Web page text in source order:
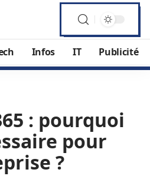
Infos IT Publicité
: pourquoi
pour
?